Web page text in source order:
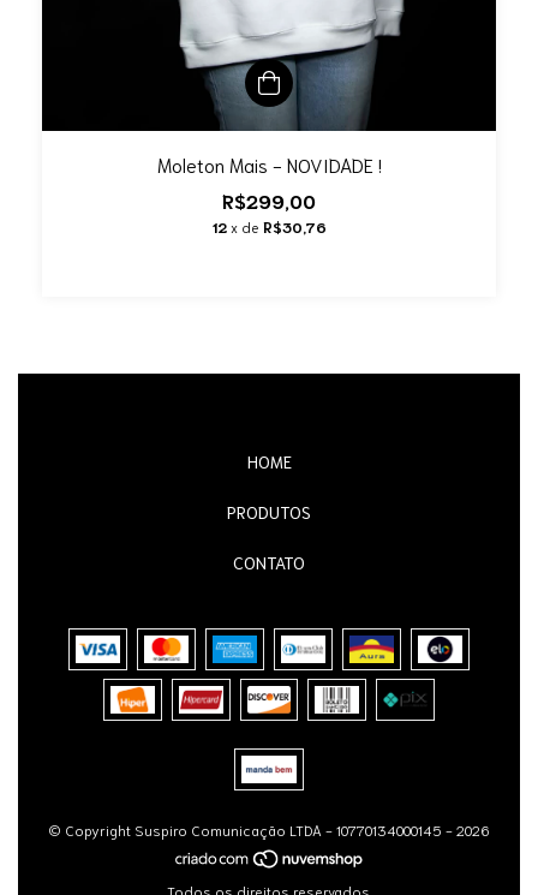
Moleton Mais - NOVIDADE !
R$299,00
12 x de R$30,76
HOME
PRODUTOS
CONTATO
© Copyright Suspiro Comunicação LTDA - 10770134000145 - 2026
Todos os direitos reservados.